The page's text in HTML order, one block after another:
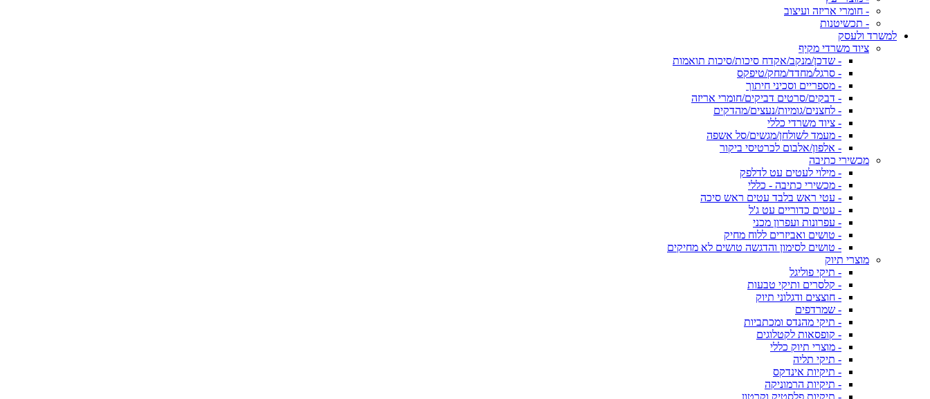
- חומרי אריזה ועיצוב
- תכשיטנות
למשרד ולעסק
ציוד משרדי מקיף
- שדכן/מנקב/אקדח סיכות/סיכות תואמות
- סרגל/מחדד/מחק/טיפקס
- מספריים וסכיני חיתוך
- דבקים/סרטים דביקים/חומרי אריזה
- לחצנים/גומיות/נעצים/מהדקים
- ציוד משרדי כללי
- מעמד לשולחן/מגשים/סל אשפה
- אלפון/אלבום לכרטיסי ביקור
מכשירי כתיבה
- מילוי לעטים עט לדלפק
- מכשירי כתיבה - כללי
- עטי ראש בלבד עטים ראש סיכה
- עטים כדוריים עט ג'ל
- עפרונות ועפרון מכני
- טושים ואביזרים ללוח מחיק
- טושים לסימון והדגשה טושים לא מחיקים
מוצרי תיוק
- תיקי פוליגל
- קלסרים ותיקי טבעות
- חוצצים ודגלוני תיוק
- שמרדפים
- תיקי מהנדס ומכתביות
- קופסאות לקטלוגים
- מוצרי תיוק כללי
- תיקי תליה
- תיקיות אינדקס
- תיקיות הרמוניקה
- תיקיות פלסטיק וקרטון